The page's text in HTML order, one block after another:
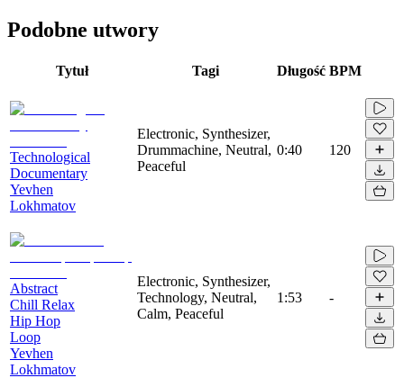
Podobne utwory
Tytuł Tagi Długość BPM
Technological
Documentary
Yevhen
Lokhmatov
Electronic, Synthesizer,
Drummachine, Neutral,
Peaceful
0:40 120
Abstract
Chill Relax
Hip Hop
Loop
Yevhen
Lokhmatov
Electronic, Synthesizer,
Technology, Neutral,
Calm, Peaceful
1:53 -